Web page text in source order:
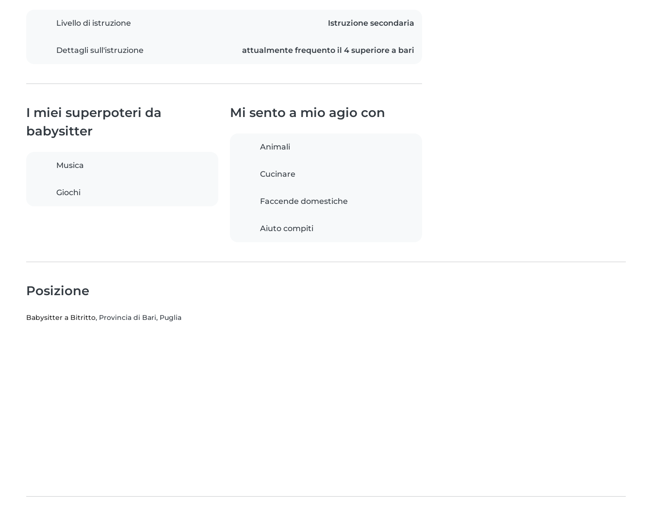
Livello di istruzione Istruzione secondaria
Dettagli sull'istruzione attualmente frequento il 4 superiore a bari
I miei superpoteri da
babysitter
Musica
Giochi
Mi sento a mio agio con
Animali
Cucinare
Faccende domestiche
Aiuto compiti
Posizione
Babysitter a Bitritto, Provincia di Bari, Puglia